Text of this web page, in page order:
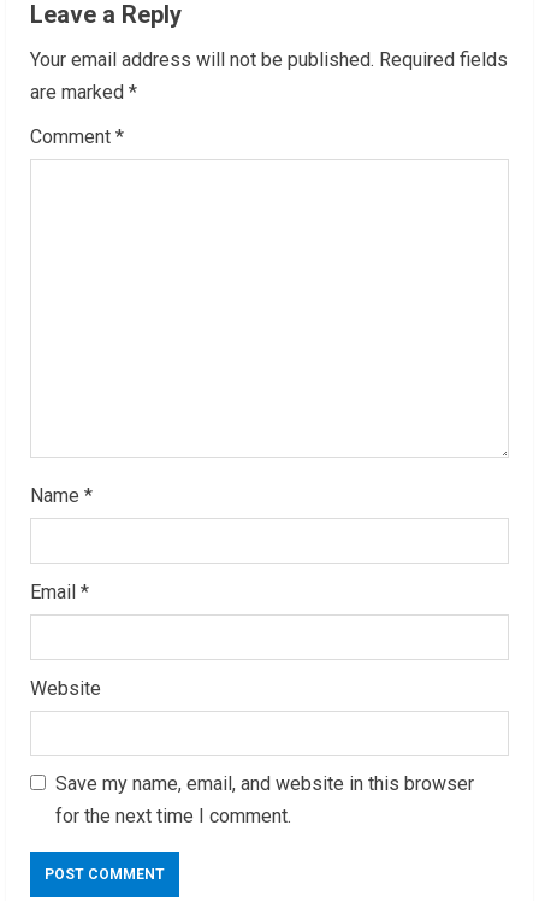
e
R
e
Leave a Reply
Your email address will not be published. Required fields
are marked *
Comment *
Name *
Email *
Website
Save my name, email, and website in this browser
for the next time I comment.